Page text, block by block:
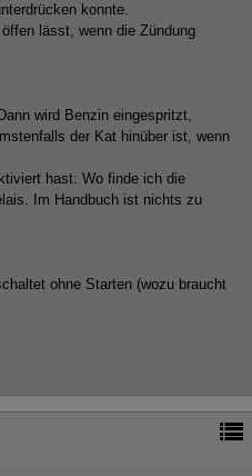
konnte.
lässt, wenn die Zündung
wird Benzin eingespritzt,
der Kat hinüber ist, wenn
hast: Wo finde ich die
Im Handbuch ist nichts zu
ohne Starten (wozu braucht